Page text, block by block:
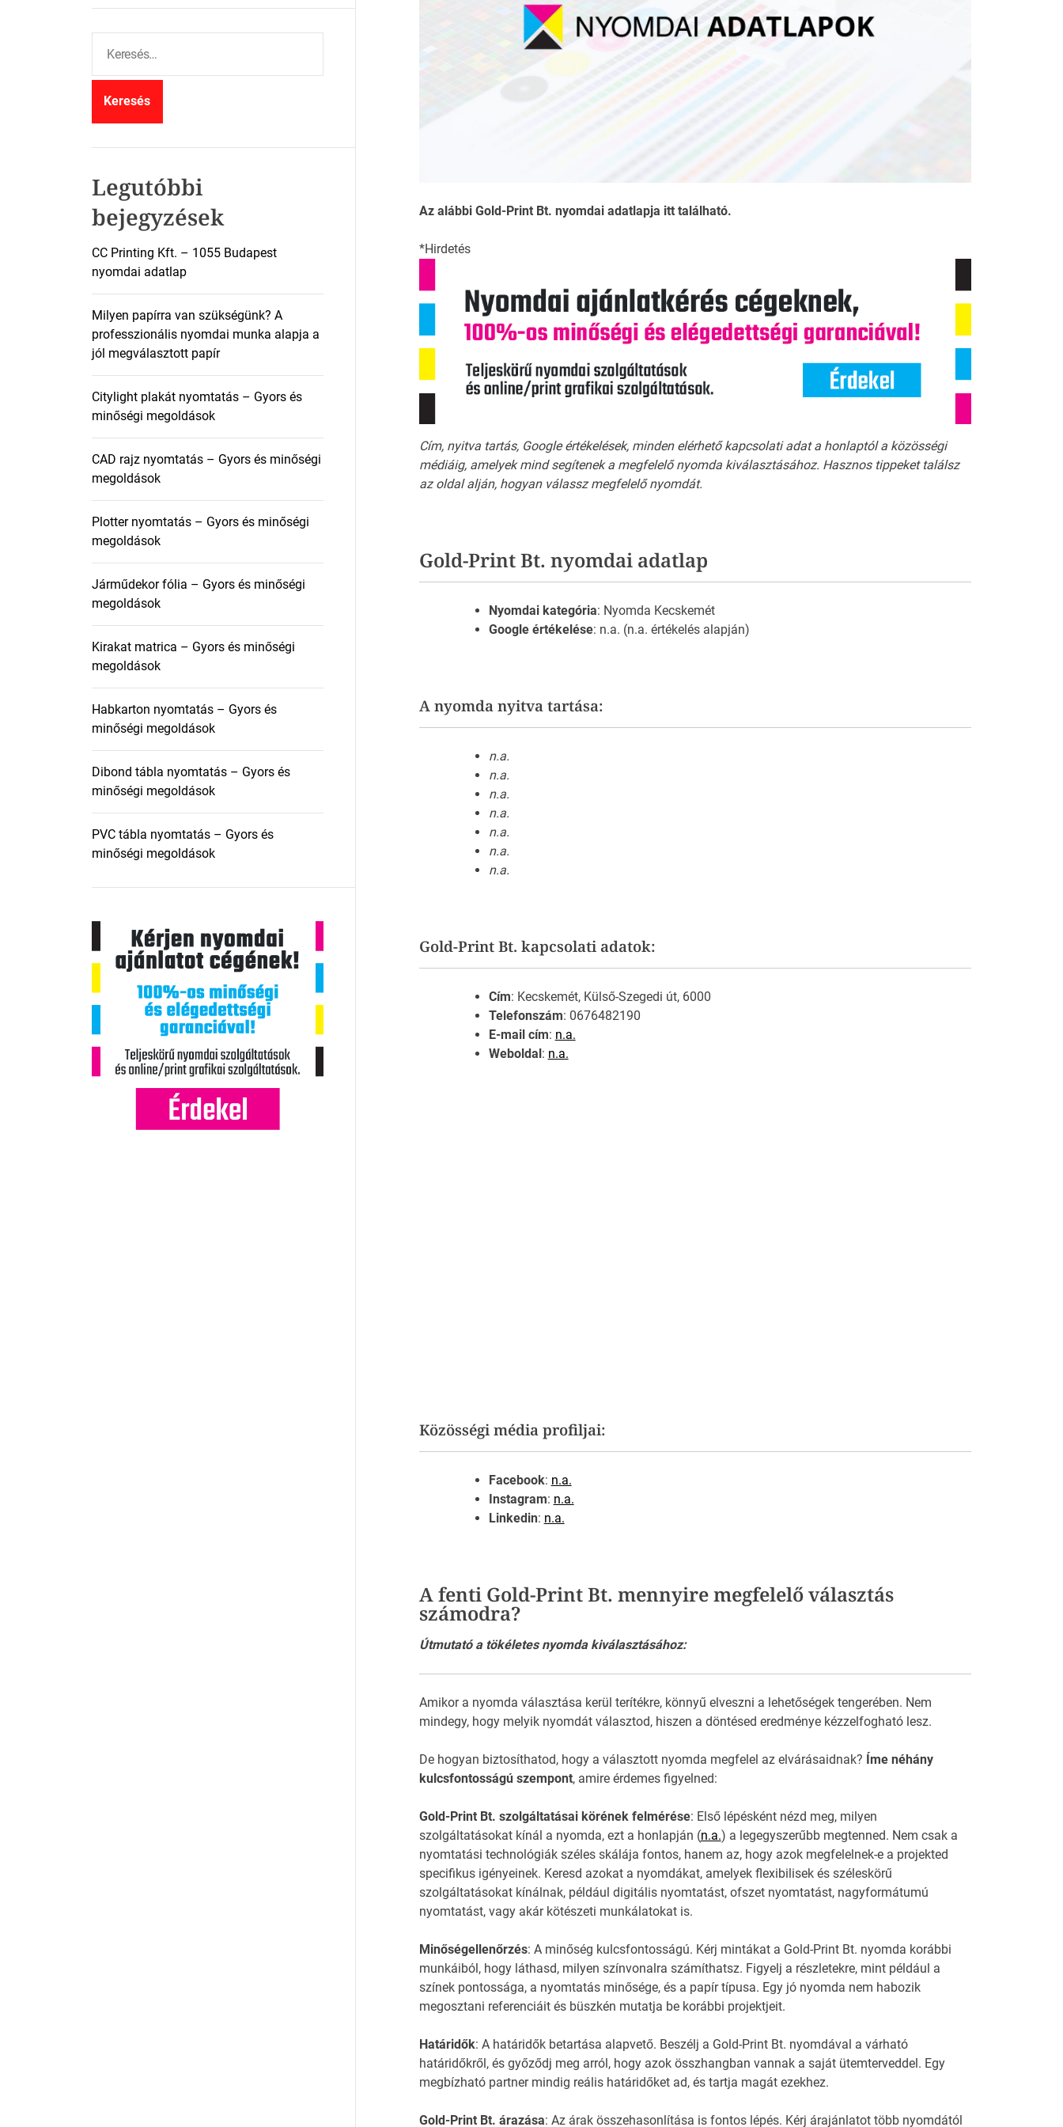
Az alábbi Gold-Print Bt. nyomdai adatlapja itt található.
*Hirdetés
Cím, nyitva tartás, Google értékelések, minden elérhető kapcsolati adat a honlaptól a közösségi
médiáig, amelyek mind segítenek a megfelelő nyomda kiválasztásához. Hasznos tippeket találsz
az oldal alján, hogyan válassz megfelelő nyomdát.
Gold-Print Bt. nyomdai adatlap
Nyomdai kategória: Nyomda Kecskemét
Google értékelése: n.a. (n.a. értékelés alapján)
A nyomda nyitva tartása:
n.a.
n.a.
n.a.
n.a.
n.a.
n.a.
n.a.
Gold-Print Bt. kapcsolati adatok:
Cím: Kecskemét, Külső-Szegedi út, 6000
Telefonszám: 0676482190
E-mail cím: n.a.
Weboldal: n.a.
Közösségi média profiljai:
Facebook: n.a.
Instagram: n.a.
Linkedin: n.a.
A fenti Gold-Print Bt. mennyire megfelelő választás
számodra?
Útmutató a tökéletes nyomda kiválasztásához:
Amikor a nyomda választása kerül terítékre, könnyű elveszni a lehetőségek tengerében. Nem
mindegy, hogy melyik nyomdát választod, hiszen a döntésed eredménye kézzelfogható lesz.
De hogyan biztosíthatod, hogy a választott nyomda megfelel az elvárásaidnak? Íme néhány
kulcsfontosságú szempont, amire érdemes figyelned:
Gold-Print Bt. szolgáltatásai körének felmérése: Első lépésként nézd meg, milyen
szolgáltatásokat kínál a nyomda, ezt a honlapján (n.a.) a legegyszerűbb megtenned. Nem csak a
nyomtatási technológiák széles skálája fontos, hanem az, hogy azok megfelelnek-e a projekted
specifikus igényeinek. Keresd azokat a nyomdákat, amelyek flexibilisek és széleskörű
szolgáltatásokat kínálnak, például digitális nyomtatást, ofszet nyomtatást, nagyformátumú
nyomtatást, vagy akár kötészeti munkálatokat is.
Minőségellenőrzés: A minőség kulcsfontosságú. Kérj mintákat a Gold-Print Bt. nyomda korábbi
munkáiból, hogy láthasd, milyen színvonalra számíthatsz. Figyelj a részletekre, mint például a
színek pontossága, a nyomtatás minősége, és a papír típusa. Egy jó nyomda nem habozik
megosztani referenciáit és büszkén mutatja be korábbi projektjeit.
Határidők: A határidők betartása alapvető. Beszélj a Gold-Print Bt. nyomdával a várható
határidőkről, és győződj meg arról, hogy azok összhangban vannak a saját ütemterveddel. Egy
megbízható partner mindig reális határidőket ad, és tartja magát ezekhez.
Gold-Print Bt. árazása: Az árak összehasonlítása is fontos lépés. Kérj árajánlatot több nyomdától
r
Legutóbbi
bejegyzések
CC Printing Kft. – 1055 Budapest
nyomdai adatlap
Milyen papírra van szükségünk? A
professzionális nyomdai munka alapja a
jól megválasztott papír
Citylight plakát nyomtatás – Gyors és
minőségi megoldások
CAD rajz nyomtatás – Gyors és minőségi
megoldások
Plotter nyomtatás – Gyors és minőségi
megoldások
Járműdekor fólia – Gyors és minőségi
megoldások
Kirakat matrica – Gyors és minőségi
megoldások
Habkarton nyomtatás – Gyors és
minőségi megoldások
Dibond tábla nyomtatás – Gyors és
minőségi megoldások
PVC tábla nyomtatás – Gyors és
minőségi megoldások